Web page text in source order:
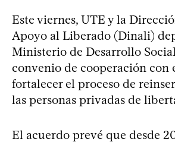
Este viernes, UTE y la
Apoyo al Liberado (Dinali)
Ministerio de Desarrollo
convenio de cooperación con
fortalecer el proceso de
las personas privadas de
El acuerdo prevé que desde